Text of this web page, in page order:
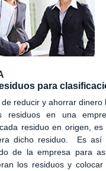
para
reducir y ahorrar dinero
residuos en una
residuo en origen,
dicho residuo. Es así
de la empresa para
los residuos y